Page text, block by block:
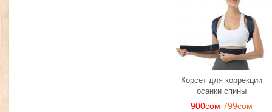
Корсет для коррекции
осанки спины
900сом 799сом